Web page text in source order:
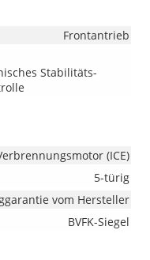
Frontantrieb
Stabilitäts-
(ICE)
5-türig
vom Hersteller
BVFK-Siegel